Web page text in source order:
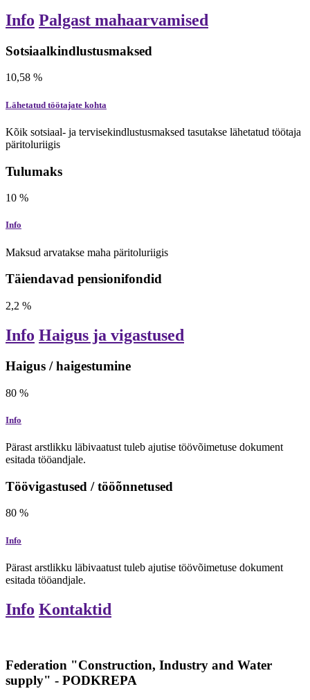
Info Palgast mahaarvamised
Sotsiaalkindlustusmaksed
10,58 %
Lähetatud töötajate kohta
Kõik sotsiaal- ja tervisekindlustusmaksed tasutakse lähetatud töötaja
päritoluriigis
Tulumaks
10 %
Info
Maksud arvatakse maha päritoluriigis
Täiendavad pensionifondid
2,2 %
Info Haigus ja vigastused
Haigus / haigestumine
80 %
Info
Pärast arstlikku läbivaatust tuleb ajutise töövõimetuse dokument
esitada tööandjale.
Töövigastused / tööõnnetused
80 %
Info
Pärast arstlikku läbivaatust tuleb ajutise töövõimetuse dokument
esitada tööandjale.
Info Kontaktid
Federation "Construction, Industry and Water
supply" - PODKREPA